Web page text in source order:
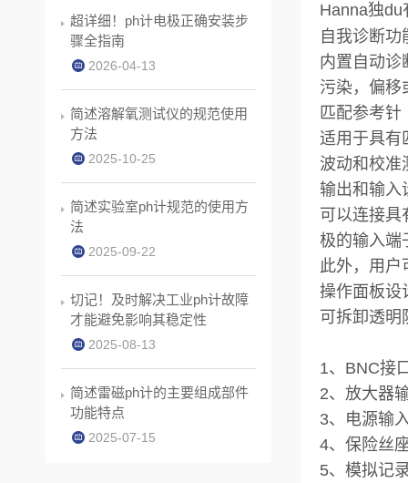
Hanna独du
自我诊断功
内置自动诊
污染，偏移
匹配参考针
适用于具有
波动和校准
输出和输入
可以连接
极的输入端
此外，用户
操作面板设
可拆卸透明
1、BNC接
2、放大器
3、电源输
4、保险丝
5、模拟记
超详细！ph计电极正确安装步
骤全指南
2026-04-13
简述溶解氧测试仪的规范使用
方法
2025-10-25
简述实验室ph计规范的使用方
法
2025-09-22
切记！及时解决工业ph计故障
才能避免影响其稳定性
2025-08-13
简述雷磁ph计的主要组成部件
功能特点
2025-07-15